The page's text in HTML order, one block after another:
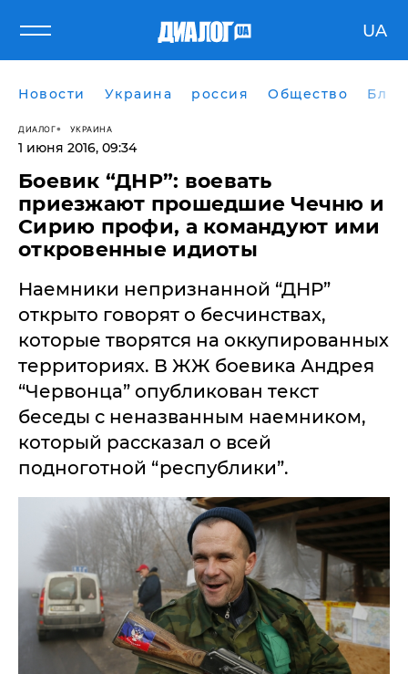
UA
Новости Украина россия Общество
ДИАЛОГ УКРАИНА
1 июня 2016, 09:34
Боевик “ДНР”: воевать
приезжают прошедшие Чечню и
Сирию профи, а командуют ими
откровенные идиоты
​Наемники непризнанной “ДНР”
открыто говорят о бесчинствах,
которые творятся на оккупированных
территориях. В ЖЖ боевика Андрея
“Червонца” опубликован текст
беседы с неназванным наемником,
который рассказал о всей
подноготной “республики”.